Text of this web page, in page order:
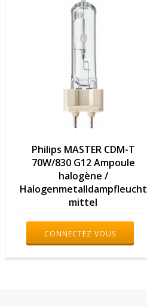
Philips MASTER CDM-T
70W/830 G12 Ampoule
halogène /
Halogenmetalldampfleucht
mittel
CONNECTEZ VOUS